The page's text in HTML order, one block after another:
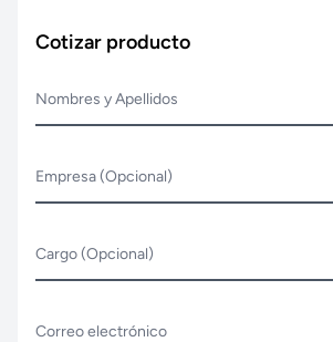
Cotizar producto
Nombres y Apellidos
Empresa (Opcional)
Cargo (Opcional)
Correo electrónico